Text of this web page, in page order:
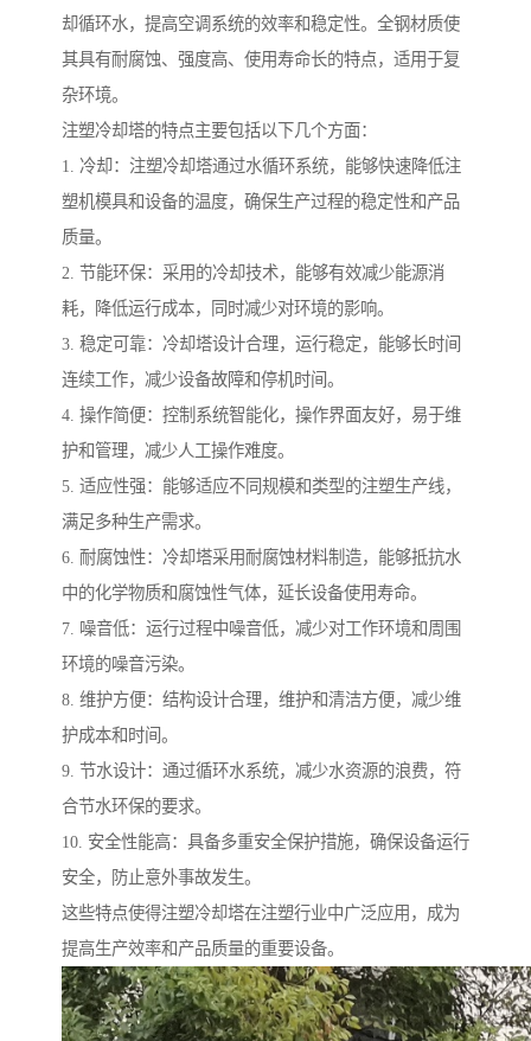
却循环水，提高空调系统的效率和稳定性。全钢材质使
其具有耐腐蚀、强度高、使用寿命长的特点，适用于复
杂环境。
注塑冷却塔的特点主要包括以下几个方面：
1. 冷却：注塑冷却塔通过水循环系统，能够快速降低注
塑机模具和设备的温度，确保生产过程的稳定性和产品
质量。
2. 节能环保：采用的冷却技术，能够有效减少能源消
耗，降低运行成本，同时减少对环境的影响。
3. 稳定可靠：冷却塔设计合理，运行稳定，能够长时间
连续工作，减少设备故障和停机时间。
4. 操作简便：控制系统智能化，操作界面友好，易于维
护和管理，减少人工操作难度。
5. 适应性强：能够适应不同规模和类型的注塑生产线，
满足多种生产需求。
6. 耐腐蚀性：冷却塔采用耐腐蚀材料制造，能够抵抗水
中的化学物质和腐蚀性气体，延长设备使用寿命。
7. 噪音低：运行过程中噪音低，减少对工作环境和周围
环境的噪音污染。
8. 维护方便：结构设计合理，维护和清洁方便，减少维
护成本和时间。
9. 节水设计：通过循环水系统，减少水资源的浪费，符
合节水环保的要求。
10. 安全性能高：具备多重安全保护措施，确保设备运行
安全，防止意外事故发生。
这些特点使得注塑冷却塔在注塑行业中广泛应用，成为
提高生产效率和产品质量的重要设备。